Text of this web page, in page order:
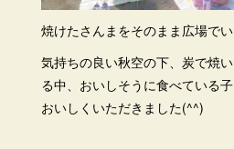
焼けたさんまをそのまま広場で
気持ちの良い秋空の下、炭で焼
る中、おいしそうに食べている
おいしくいただきました(^^)